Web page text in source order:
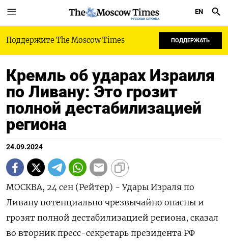
РУССКАЯ СЛУЖБА
EN
Поддержите The Moscow Times ПОДДЕРЖАТЬ
Кремль об ударах Израиля
по Ливану: Это грозит
полной дестабилизацией
региона
24.09.2024
МОСКВА, 24 сен (Рейтер) - Удары Израля по
Ливану потенциально чрезвычайно опасны и
грозят полной дестабилизацией региона, сказал
во вторник пресс-секретарь президента РФ